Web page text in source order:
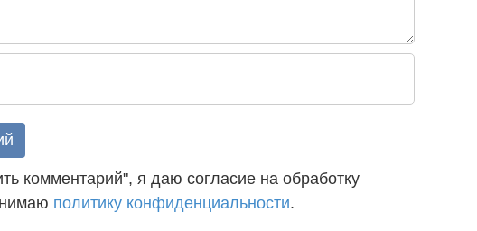
комментарий", я даю согласие на обработку
политику конфиденциальности.